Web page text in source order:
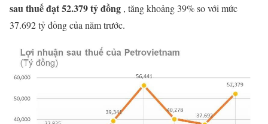
sau thuế đạt 52.379 tỷ đồng , tăng khoảng 39% so với mức
37.692 tỷ đồng của năm trước.